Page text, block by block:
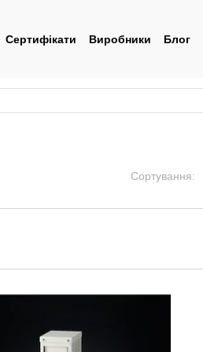
Сертифікати Виробники
Блог
Сортування: